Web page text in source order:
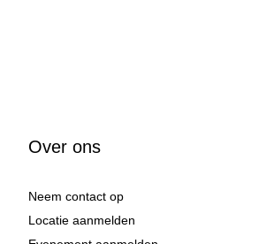
Over ons
Neem contact op
Locatie aanmelden